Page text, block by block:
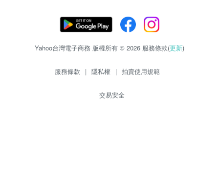
Yahoo台灣電子商務 版權所有 © 2026 服務條款(更新)
服務條款 | 隱私權 | 拍賣使用規範
交易安全